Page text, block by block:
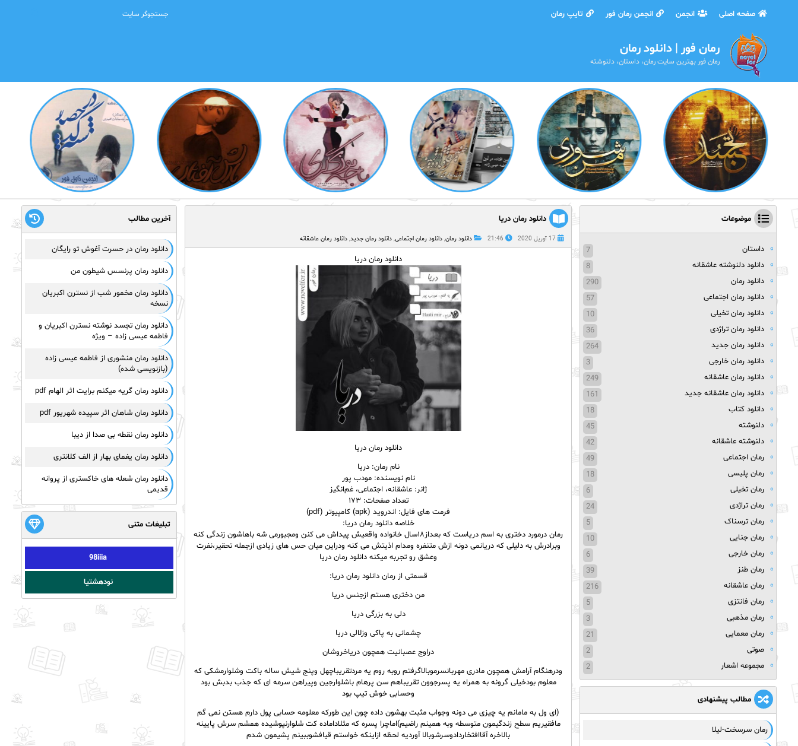
صفحه اصلی انجمن انجمن رمان فور تایپ رمان
رمان فور | دانلود رمان
رمان فور بهترین سایت رمان، داستان، دلنوشته
دانلود رمان دریا
17 آوریل 2020 21:46 دانلود رمان, دانلود رمان اجتماعی, دانلود رمان جدید, دانلود رمان عاشقانه
دانلود رمان دریا
دانلود رمان دریا
نامرمان: دریا
نام نویسنده: مودب پور
ژانر: عاشقانه، اجتماعی، غم‌انگیز
تعداد صفحات: ۱۷۳
فرمت های فایل: اندروید (apk) کامپیوتر (pdf)
خلاصه دانلود رمان دریا:
رمان درمورد دختری به اسم دریاست که بعداز۱۸سال خانواده واقعیش پیداش می کنن ومجبورمی شه باهاشون زندگی کنه
وبرادرش به دلیلی که دریانمی دونه ازش متنفره ومدام اذیتش می کنه ودراین میان حس های زیادی ازجمله تحقیر،نفرت
وعشق رو تجربه میکنه دانلود رمان دریا
قسمتی از رمان دانلود رمان دریا:
من دختری هستم ازجنس دریا
دلی به بزرگی دریا
چشمانی به پاکی وزلالی دریا
دراوج عصبانیت همچون دریاخروشان
ودرهنگام آرامش همچون مادری مهربانسرموبالاگرفتم روبه روم یه مردتقریباچهل وپنج شیش ساله باکت وشلوارمشکی که
معلوم بودخیلی گرونه به همراه یه پسرجوون تقریباهم سن پرهام باشلوارجین وپیراهن سرمه ای که جذب بدبش بود
وحسابی خوش تیپ بود
(ای ول به مامانم یه چیزی می دونه وجواب مثبت بهشون داده چون این طورکه معلومه حسابی پول دارم هستن نمی گم
مافقیریم سطح زندگیمون متوسطه وبه همینم راضیم)اماچرا پسره که مثلاداماده کت شلوارنپوشیده همشم سرش پایینه
بالاخره آقاافتخاردادوسرشوبالا آوردیه لحظه ازاینکه خواستم قیافشوببینم پشیمون شدم
موضوعات
داستان
7
دانلود دلنوشته عاشقانه
8
دانلود رمان
290
دانلود رمان اجتماعی
57
دانلود رمان تخیلی
10
دانلود رمان تراژدی
36
دانلود رمان جدید
264
دانلود رمان خارجی
3
دانلود رمان عاشقانه
249
دانلود رمان عاشقانه جدید
161
دانلود کتاب
18
دلنوشته
45
دلنوشته عاشقانه
42
رمان اجتماعی
49
رمان پلیسی
18
رمان تخیلی
6
رمان تراژدی
24
رمان ترسناک
5
رمان جنایی
10
رمان خارجی
6
رمان طنز
39
رمان عاشقانه
216
رمان فانتزی
5
رمان مذهبی
3
رمان معمایی
21
صوتی
2
مجموعه اشعار
2
مطالب پیشنهادی
رمان سرسخت-لیلا
آخرین مطالب
دانلود رمان در حسرت آغوش تو رایگان
دانلود رمان پرنسس شیطون من
دانلود رمان مخمور شب از نسترن اکبریان
نسخه
دانلود رمان تجسد نوشته نسترن اکبریان و
فاطمه عیسی زاده – ویژه
دانلود رمان منشوری از فاطمه عیسی زاده
(بازنویسی شده)
دانلود رمان گریه میکنم برایت اثر الهام pdf
دانلود رمان شاهان اثر سپیده شهریور pdf
دانلود رمان نقطه بی صدا از دیبا
دانلود رمان یغمای بهار از الف کلانتری
دانلود رمان شعله های خاکستری از پروانه
قدیمی
تبلیغات متنی
98iiia
نودهشتیا